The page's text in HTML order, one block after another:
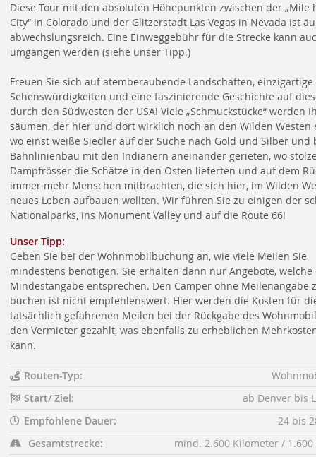
Diese Tour mit den absoluten Höhepunkten zwischen der „Mile
City“ in Colorado und der Glitzerstadt Las Vegas in Nevada ist
abwechslungsreich. Eine Einweggebühr für die Strecke kann
umgangen werden (siehe unser Tipp.)
Freuen Sie sich auf atemberaubende Landschaften, einzigartige
Sehenswürdigkeiten und eine faszinierende Geschichte auf
durch den Südwesten der USA! Viele „Schmuckstücke“ werden
säumen, der hier und dort wirklich noch an den Wilden Westen
wo einst weiße Siedler auf der Suche nach Gold und Silber und
Bahnlinienbau mit den Indianern aneinander gerieten, wo
Dampfrösser die Schätze in den Osten lieferten und auf dem
immer mehr Menschen mitbrachten, die sich hier, im Wilden
neues Leben aufbauen wollten. Wir führen Sie zu einigen der
Nationalparks, ins Monument Valley und auf die Route 66!
Unser Tipp:
Geben Sie bei der Wohnmobilbuchung an, wie viele Meilen Sie
mindestens benötigen. Sie erhalten dann nur Angebote, welche
Mindestangabe entsprechen. Den Camper ohne Meilenangabe
buchen ist nicht empfehlenswert. Hier werden die Kosten für
tatsächlich gefahrenen Meilen bei der Rückgabe des
den Vermieter gezahlt, was ebenfalls zu erheblichen
kann.
Routen-Typ:
Start/ Ziel:
ab Denver bis
Empfohlene Dauer:
24 bis
Gesamtstrecke:
mind. 2.600 Kilometer /